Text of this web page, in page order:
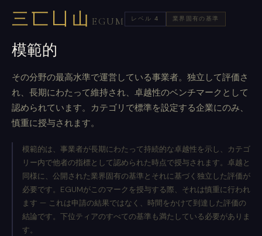
三匸凵山 EGUM レベル 4 業界固有の基準
模範的
その分野の最高水準で運営している事業者。独立して評価さ
れ、長期にわたって維持され、卓越性のベンチマークとして
認められています。カテゴリで標準を設定する企業にのみ、
慎重に授与されます。
模範的は、事業者が長期にわたって持続的な卓越性を示し、カテゴ
リー内で他者の指標として認められた時点で授与されます。卓越と
同様に、公開された業界固有の基準とそれに基づく独立した評価が
必要です。EGUMがこのマークを授与する際、それは慎重に行われ
ます — これは申請の結果ではなく、時間をかけて到達した評価の
結論です。下位ティアのすべての基準も満たしている必要がありま
す。